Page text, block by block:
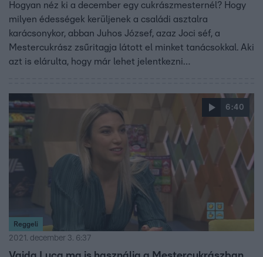
Hogyan néz ki a december egy cukrászmesternél? Hogy
milyen édességek kerüljenek a családi asztalra
karácsonykor, abban Juhos József, azaz Joci séf, a
Mestercukrász zsűritagja látott el minket tanácsokkal. Aki
azt is elárulta, hogy már lehet jelentkezni
6:40
Reggeli
2021. december 3. 6:37